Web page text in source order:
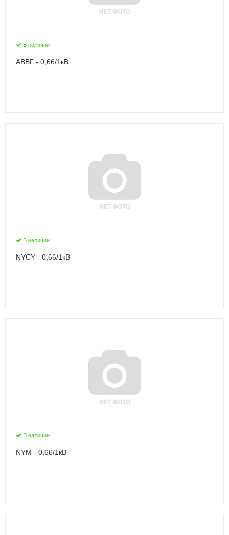
В наличии
АВВГ - 0,66/1кВ
В наличии
NYCY - 0,66/1кВ
В наличии
NYM - 0,66/1кВ